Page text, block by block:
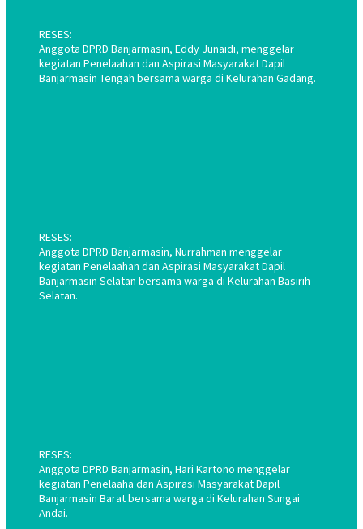
RESES:
Anggota DPRD Banjarmasin, Eddy Junaidi, menggelar
kegiatan Penelaahan dan Aspirasi Masyarakat Dapil
Banjarmasin Tengah bersama warga di Kelurahan Gadang.
RESES:
Anggota DPRD Banjarmasin, Nurrahman menggelar
kegiatan Penelaahan dan Aspirasi Masyarakat Dapil
Banjarmasin Selatan bersama warga di Kelurahan Basirih
Selatan.
RESES:
Anggota DPRD Banjarmasin, Hari Kartono menggelar
kegiatan Penelaaha dan Aspirasi Masyarakat Dapil
Banjarmasin Barat bersama warga di Kelurahan Sungai
Andai.